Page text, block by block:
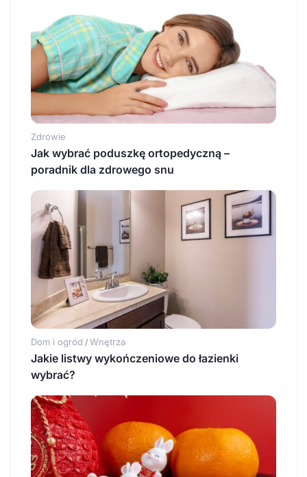
Zdrowie
Jak wybrać poduszkę ortopedyczną –
poradnik dla zdrowego snu
Dom i ogród / Wnętrza
Jakie listwy wykończeniowe do łazienki
wybrać?